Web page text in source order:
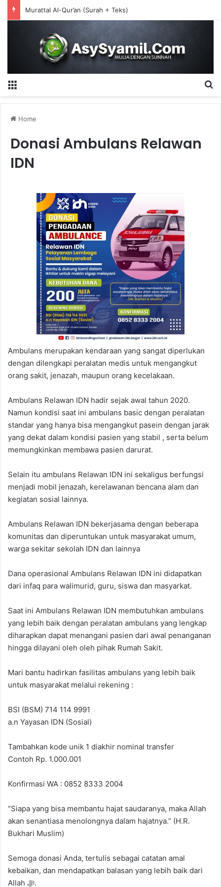
Murattal Al-Qur’an (Surah + Teks)
Home
Donasi Ambulans Relawan
IDN
Ambulans merupakan kendaraan yang sangat diperlukan
dengan dilengkapi peralatan medis untuk mengangkut
orang sakit, jenazah, maupun orang kecelakaan.
Ambulans Relawan IDN hadir sejak awal tahun 2020.
Namun kondisi saat ini ambulans basic dengan peralatan
standar yang hanya bisa mengangkut pasein dengan jarak
yang dekat dalam kondisi pasien yang stabil , serta belum
memungkinkan membawa pasien darurat.
Selain itu ambulans Relawan IDN ini sekaligus berfungsi
menjadi mobil jenazah, kerelawanan bencana alam dan
kegiatan sosial lainnya.
Ambulans Relawan IDN bekerjasama dengan beberapa
komunitas dan diperuntukan untuk masyarakat umum,
warga sekitar sekolah IDN dan lainnya
Dana operasional Ambulans Relawan IDN ini didapatkan
dari infaq para walimurid, guru, siswa dan masyarkat.
Saat ini Ambulans Relawan IDN membutuhkan ambulans
yang lebih baik dengan peralatan ambulans yang lengkap
diharapkan dapat menangani pasien dari awal penanganan
hingga dilayani oleh oleh pihak Rumah Sakit.
Mari bantu hadirkan fasilitas ambulans yang lebih baik
untuk masyarakat melalui rekening :
BSI (BSM) 714 114 9991
a.n Yayasan IDN (Sosial)
Tambahkan kode unik 1 diakhir nominal transfer
Contoh Rp. 1.000.001
Konfirmasi WA : 0852 8333 2004
“Siapa yang bisa membantu hajat saudaranya, maka Allah
akan senantiasa menolongnya dalam hajatnya.” (H.R.
Bukhari Muslim)
Semoga donasi Anda, tertulis sebagai catatan amal
kebaikan, dan mendapatkan balasan yang lebih baik dari
Allah ﷻ.